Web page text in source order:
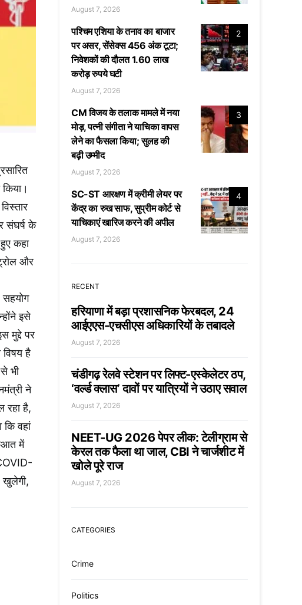
संघर्ष के
कहा
और
सहयोग
इसे
मुद्दे पर
है
भी
ने
रहा है,
वहां
में
खुलेगी,
August 7, 2026
2
पश्चिम एशिया के तनाव का बाजार
पर असर, सेंसेक्स 456 अंक टूटा;
निवेशकों की दौलत 1.60 लाख
करोड़ रुपये घटी
August 7, 2026
3
CM विजय के तलाक मामले में नया
मोड़, पत्नी संगीता ने याचिका वापस
लेने का फैसला किया; सुलह की
बढ़ी उम्मीद
August 7, 2026
4
SC-ST आरक्षण में क्रीमी लेयर पर
केंद्र का रुख साफ, सुप्रीम कोर्ट से
याचिकाएं खारिज करने की अपील
August 7, 2026
RECENT
हरियाणा में बड़ा प्रशासनिक फेरबदल, 24
आईएएस-एचसीएस अधिकारियों के तबादले
August 7, 2026
चंडीगढ़ रेलवे स्टेशन पर लिफ्ट-एस्केलेटर ठप,
‘वर्ल्ड क्लास’ दावों पर यात्रियों ने उठाए सवाल
August 7, 2026
NEET-UG 2026 पेपर लीक: टेलीग्राम से
केरल तक फैला था जाल, CBI ने चार्जशीट में
खोले पूरे राज
August 7, 2026
CATEGORIES
Crime
Politics